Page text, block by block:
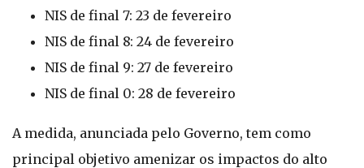
NIS de final 7: 23 de fevereiro
NIS de final 8: 24 de fevereiro
NIS de final 9: 27 de fevereiro
NIS de final 0: 28 de fevereiro
A medida, anunciada pelo Governo, tem como
principal objetivo amenizar os impactos do alto